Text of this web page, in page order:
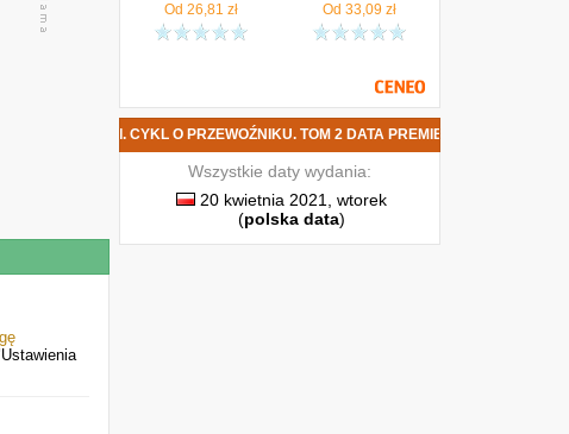
Od 26,81 zł
Od 33,09 zł
- INTRUZI. CYKL O PRZEWOŹNIKU. TOM 2 DATA PREMIERY
Wszystkie daty wydania:
20 kwietnia 2021, wtorek
(polska data)